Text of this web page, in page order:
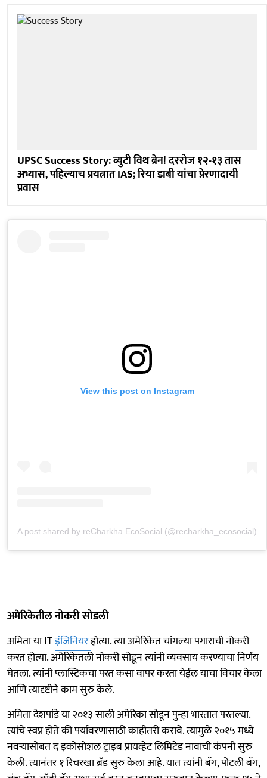
UPSC Success Story: ब्युटी विथ ब्रेन! दररोज १२-१३ तास
अभ्यास, पहिल्याच प्रयत्नात IAS; रिया डाबी यांचा प्रेरणादायी
प्रवास
View this post on Instagram
A post shared by reCharkha EcoSocial (@recharkha_ecosocial)
अमेरिकेतील नोकरी सोडली
अमिता या ITइंजिनियरहोत्या. त्या अमेरिकेत चांगल्या पगाराची नोकरी
करत होत्या. अमेरिकेतली नोकरी सोडून त्यांनी व्यवसाय करण्याचा निर्णय
घेतला. त्यांनी प्लास्टिकचा परत कसा वापर करता येईल याचा विचार केला
आणि त्यादृष्टीने काम सुरु केले.
अमिता देशपांडे या २०१३ साली अमेरिका सोडून पुन्हा भारतात परतल्या.
त्यांचे स्वप्न होते की पर्यावरणासाठी काहीतरी करावे. त्यामुळे २०१५ मध्ये
नवऱ्यासोबत द इकोसोशल ट्राइब प्रायव्हेट लिमिटेड नावाची कंपनी सुरु
केली. त्यानंतर १ रिचरखा ब्रँड सुरु केला आहे. यात त्यांनी बॅग, पोटली बॅग,